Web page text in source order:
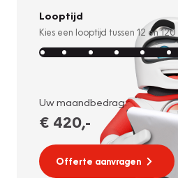
Looptijd
Kies een looptijd tussen 12 en120
Uw maandbedrag:
€ 420,-
Offerte aanvragen